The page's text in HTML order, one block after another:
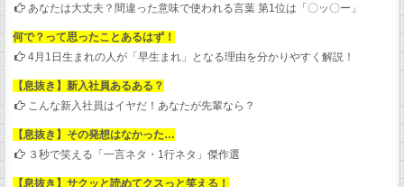
あなたは大丈夫？間違った意味で使われる言葉 第1位は「〇ッ〇ー」
何で？って思ったことあるはず！
4月1日生まれの人が「早生まれ」となる理由を分かりやすく解説！
【息抜き】新入社員あるある？
こんな新入社員はイヤだ！あなたが先輩なら？
【息抜き】その発想はなかった…
３秒で笑える「一言ネタ・1行ネタ」傑作選
【息抜き】サクッと読めてクスっと笑える！